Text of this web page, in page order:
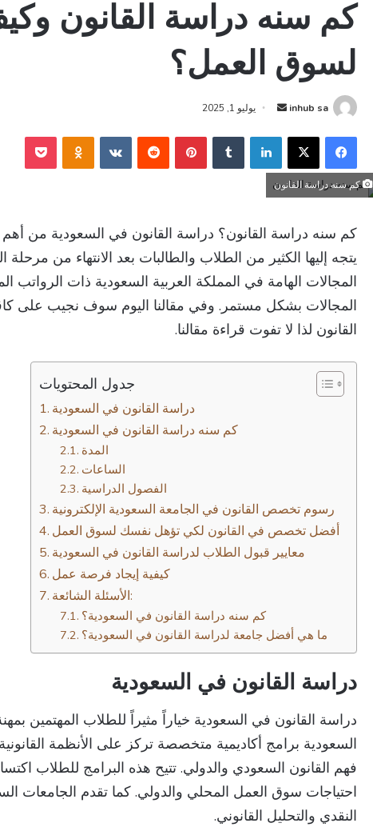
كم سنه دراسة القانون
لسوق العمل؟
inhub sa
أرسل
إلكترونيا
يوليو 1, 2025
فيسبوك‫X لينكدإن بينتيريست Odnoklassniki
‫Pocket
كم سنه دراسة القانون
كم سنه دراسة القانون​؟ دراسة القانون في السعودية من أهم
يتجه إليها الكثير من الطلاب والطالبات بعد الانتهاء من مرحلة
المجالات الهامة في المملكة العربية السعودية ذات الرواتب
المجالات بشكل مستمر. وفي مقالنا اليوم سوف نجيب على
القانون لذا لا تفوت قراءة مقالنا.
جدول المحتويات
دراسة القانون في السعودية
كم سنه دراسة القانون في السعودية
المدة
الساعات
الفصول الدراسية
رسوم تخصص القانون في الجامعة السعودية الإلكترونية
أفضل تخصص في القانون لكي تؤهل نفسك لسوق العمل
معايير قبول الطلاب لدراسة القانون في السعودية
كيفية إيجاد فرصة عمل
الأسئلة الشائعة:
كم سنه دراسة القانون في السعودية؟
ما هي أفضل جامعة لدراسة القانون في السعودية؟
دراسة القانون في السعودية
دراسة القانون في السعودية خياراً مثيراً للطلاب المهتمين
السعودية برامج أكاديمية متخصصة تركز على الأنظمة
فهم القانون السعودي والدولي. تتيح هذه البرامج للطلاب
احتياجات سوق العمل المحلي والدولي. كما تقدم الجامعات
النقدي والتحليل القانوني.